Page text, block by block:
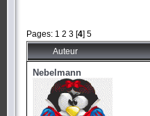
Pages: 1 2 3 [4] 5
Auteur
Nebelmann